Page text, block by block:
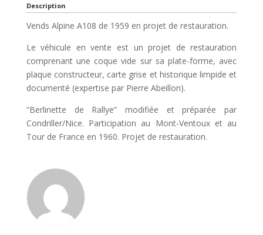
Description
Vends Alpine A108 de 1959 en projet de restauration.
Le véhicule en vente est un projet de restauration
comprenant une coque vide sur sa plate-forme, avec
plaque constructeur, carte grise et historique limpide et
documenté (expertise par Pierre Abeillon).
“Berlinette de Rallye” modifiée et préparée par
Condriller/Nice. Participation au Mont-Ventoux et au
Tour de France en 1960. Projet de restauration.